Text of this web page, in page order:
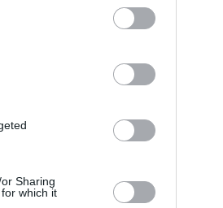
Sharing
which it
τόνισε
γιατί σε
είτε θα